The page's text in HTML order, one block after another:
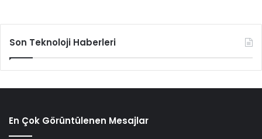
Son Teknoloji Haberleri
En Çok Görüntülenen Mesajlar